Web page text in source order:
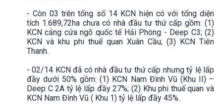
- Còn 03 trên tổng số 14 KCN hiện có với tổng diện
tích 1.689,72ha chưa có nhà đầu tư thứ cấp gồm: (1)
KCN cảng cửa ngõ quốc tế Hải Phòng - Deep C3; (2)
KCN và khu phi thuế quan Xuân Cầu; (3) KCN Tiên
Thanh.
- 02/14 KCN đã có nhà đầu tư thứ cấp nhưng tỷ lệ lấp
đầy dưới 50% gồm: (1) KCN Nam Đình Vũ (Khu II) –
Deep C 2A tỷ lệ lấp đầy 27%; (2) Khu phi thuế quan và
KCN Nam Đình Vũ ( Khu 1) tỷ lệ lấp đầy 45%.